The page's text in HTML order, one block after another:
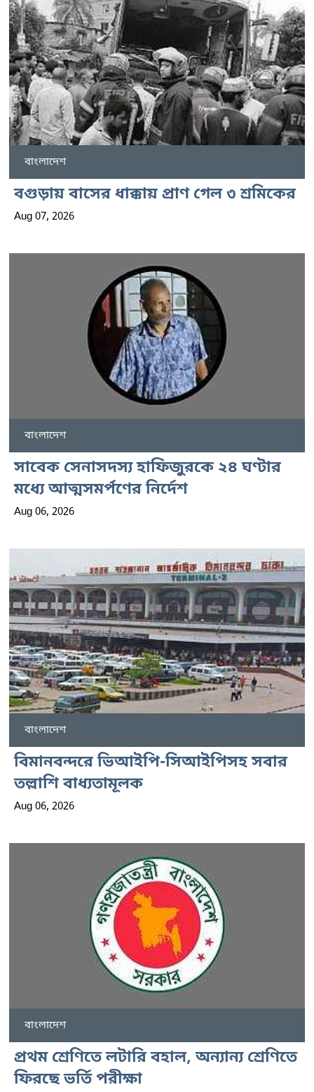
বাংলাদেশ
বগুড়ায় বাসের ধাক্কায় প্রাণ গেল ৩ শ্রমিকের
Aug 07, 2026
বাংলাদেশ
সাবেক সেনাসদস্য হাফিজুরকে ২৪ ঘণ্টার
মধ্যে আত্মসমর্পণের নির্দেশ
Aug 06, 2026
বাংলাদেশ
বিমানবন্দরে ভিআইপি-সিআইপিসহ সবার
তল্লাশি বাধ্যতামূলক
Aug 06, 2026
বাংলাদেশ
প্রথম শ্রেণিতে লটারি বহাল, অন্যান্য শ্রেণিতে
ফিরছে ভর্তি পরীক্ষা